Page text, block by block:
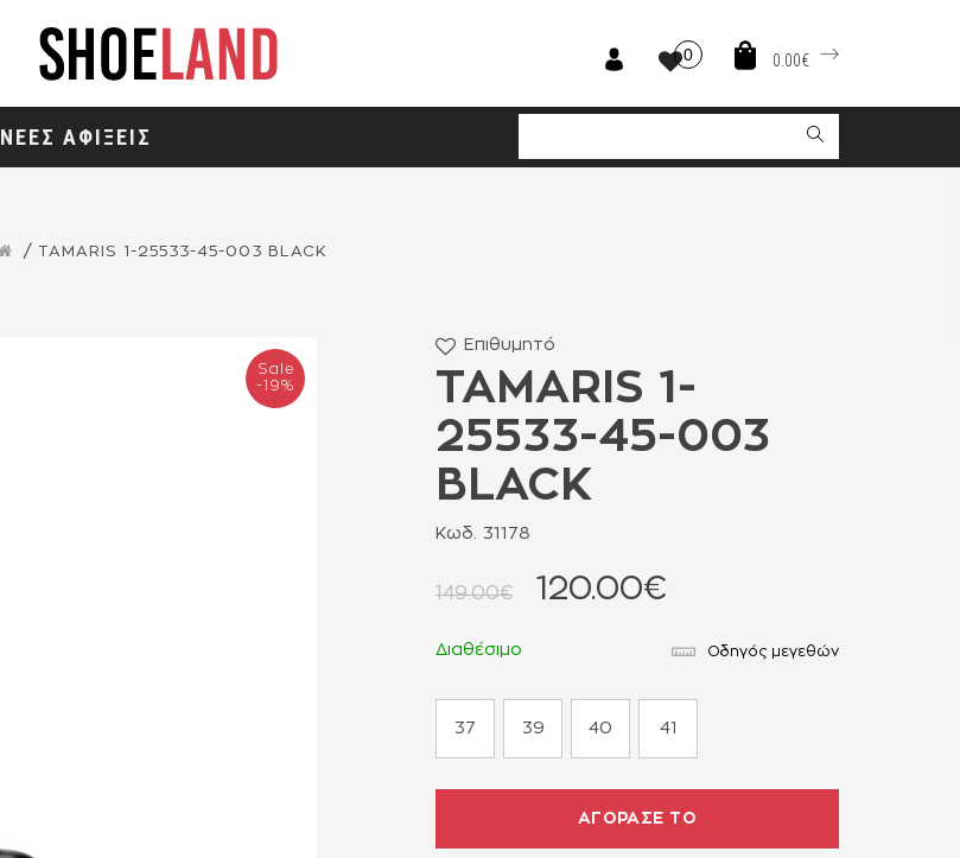
0 0.00€
ΝΕΕΣ ΑΦΙΞΕΙΣ
TAMARIS 1-25533-45-003 BLACK
Sale
-19%
Επιθυμητό
TAMARIS 1-
25533-45-003
BLACK
Κωδ. 31178
149.00€ 120.00€
Διαθέσιμο Οδηγός μεγεθών
37 39 40 41
ΑΓΟΡΑΣΕ ΤΟ